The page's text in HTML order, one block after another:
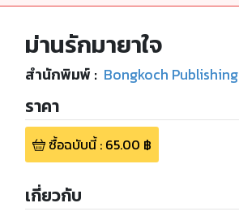
ม่านรักมายาใจ
สำนักพิมพ์ : Bongkoch Publishing
ราคา
ซื้อฉบับนี้: 65.00 ฿
เกี่ยวกับ